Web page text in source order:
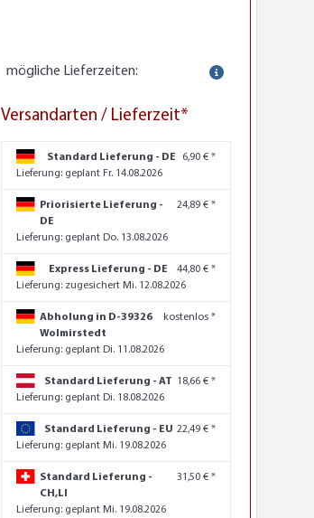
mögliche Lieferzeiten:
Versandarten / Lieferzeit*
Standard Lieferung - DE
6,90 € *
Lieferung: geplant Fr. 14.08.2026
Priorisierte Lieferung -
DE
24,89 € *
Lieferung: geplant Do. 13.08.2026
Express Lieferung - DE
44,80 € *
Lieferung: zugesichert Mi. 12.08.2026
Abholung in D-39326
Wolmirstedt
kostenlos *
Lieferung: geplant Di. 11.08.2026
Standard Lieferung - AT 18,66 € *
Lieferung: geplant Di. 18.08.2026
Standard Lieferung - EU 22,49 € *
Lieferung: geplant Mi. 19.08.2026
Standard Lieferung -
CH,LI
31,50 € *
Lieferung: geplant Mi. 19.08.2026